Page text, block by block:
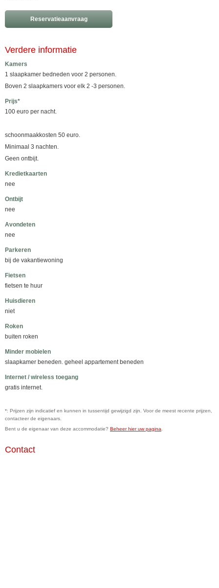
Reservatieaanvraag
Verdere informatie
Kamers
1 slaapkamer bedneden voor 2 personen.
Boven 2 slaapkamers voor elk 2 -3 personen.
Prijs*
100 euro per nacht.
schoonmaakkosten 50 euro.
Minimaal 3 nachten.
Geen ontbijt.
Kredietkaarten
nee
Ontbijt
nee
Avondeten
nee
Parkeren
bij de vakantiewoning
Fietsen
fietsen te huur
Huisdieren
niet
Roken
buiten roken
Minder mobielen
slaapkamer beneden. geheel appartement beneden
Internet / wireless toegang
gratis internet.
*: Prijzen zijn indicatief en kunnen in tussentijd gewijzigd zijn. Voor de meest recente prijzen,
contacteer de eigenaars.
Bent u de eigenaar van deze accommodatie? Beheer hier uw pagina
Contact